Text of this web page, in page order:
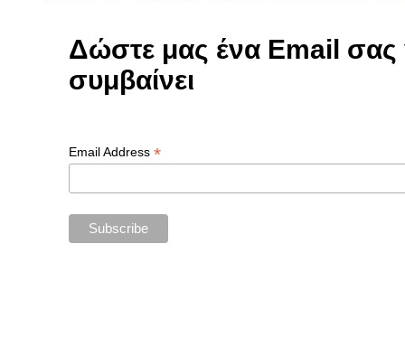
Δώστε μας ένα Email σας
συμβαίνει
Email Address *